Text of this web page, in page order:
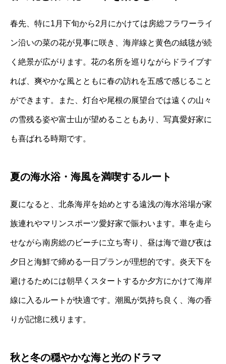
春先、特に1月下旬から2月にかけては房総フラワーライ
ン沿いの菜の花が見事に咲き、海岸線と黄色の絨毯が続
く絶景が広がります。花の名所を巡りながらドライブす
れば、爽やかな風とともに春の訪れを五感で感じること
ができます。また、灯台や尾根の展望台では遠くの山々
の雪残る姿や富士山が望めることもあり、写真愛好家に
も喜ばれる時期です。
夏の海水浴・海風を満喫するルート
夏になると、北条海岸を始めとする遠浅の海水浴場が家
族連れやマリンスポーツ愛好家で賑わいます。車を走ら
せながら南房総のビーチに立ち寄り、昼は海で遊び夜は
夕日と海鮮で締める一日プランが理想的です。炎天下を
避けるためには朝早くスタートするか夕方にかけて海岸
線に入るルートが快適です。潮風が気持ち良く、海の香
りが記憶に残ります。
秋と冬の穏やかな海と光のドラマ